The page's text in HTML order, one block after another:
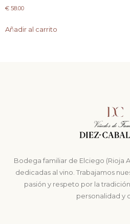
€ 58.00
Añadir al carrito
Bodega familiar de Elciego (Rioja
dedicadas al vino. Trabajamos
pasión y respeto por la
personalidad y